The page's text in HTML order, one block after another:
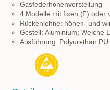
Gasfederhöhenverstellung
4 Modelle mit fixen (F) oder
Rückenlehne: höhen- und
Gestell: Aluminium; Weiche
Ausführung: Polyurethan PU